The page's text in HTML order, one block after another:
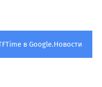
в Google.Новости